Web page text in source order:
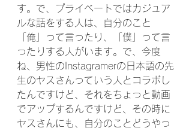
す。で、プライベートではカジュア
ルな話をする人は、自分のこと
「俺」って言ったり、「僕」って言
ったりする人がいます。で、今度
ね、男性のInstagramerの日本語の先
生のヤスさんっていう人とコラボし
たんですけど、それをちょっと動画
でアップするんですけど、その時に
ヤスさんにも、自分のことどうやっ